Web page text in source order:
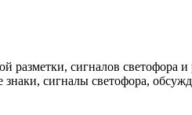
сигналов светофора
сигналы светофора,